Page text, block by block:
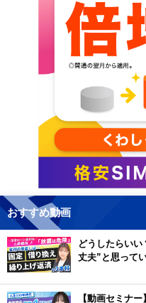
おすすめ動画
どうしたらい
丈夫”と思って
【動画セミナ